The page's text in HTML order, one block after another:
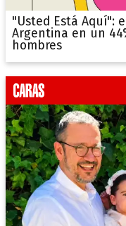
"Usted Está Aquí":
Argentina en un
hombres